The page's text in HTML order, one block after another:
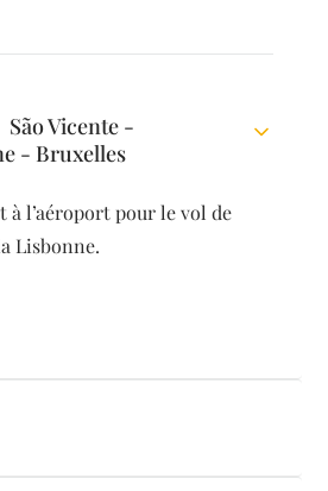
São Vicente -
- Bruxelles
à l’aéroport pour le vol de
Lisbonne.